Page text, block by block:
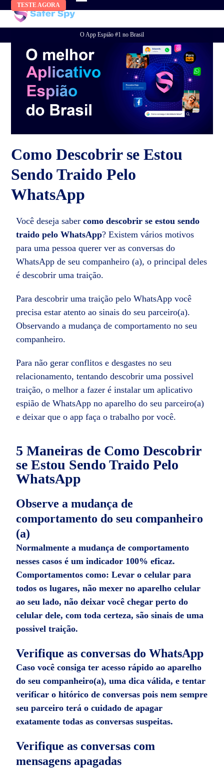
content
TESTE AGORA
O App Espião #1 no Brasil
Como Descobrir se Estou
Sendo Traido Pelo
WhatsApp
Você deseja saber como descobrir se estou sendo
traido pelo WhatsApp? Existem vários motivos
para uma pessoa querer ver as conversas do
WhatsApp de seu companheiro (a), o principal deles
é descobrir uma traição.
Para descobrir uma traição pelo WhatsApp você
precisa estar atento ao sinais do seu parceiro(a).
Observando a mudança de comportamento no seu
companheiro.
Para não gerar conflitos e desgastes no seu
relacionamento, tentando descobrir uma possivel
traição, o melhor a fazer é instalar um aplicativo
espião de WhatsApp no aparelho do seu parceiro(a)
e deixar que o app faça o trabalho por você.
5 Maneiras de Como Descobrir
seEstou Sendo Traido Pelo
WhatsApp
Observe a mudança de
comportamento do seu companheiro
(a)
Normalmente a mudança de comportamento
nesses casos é um indicador 100% eficaz.
Comportamentos como: Levar o celular para
todos os lugares, não mexer no aparelho celular
ao seu lado, não deixar você chegar perto do
celular dele, com toda certeza, são sinais de uma
possivel traição.
Verifique as conversas do WhatsApp
Caso você consiga ter acesso rápido ao aparelho
do seu companheiro(a), uma dica válida, e tentar
verificar o hitórico de conversas pois nem sempre
seu parceiro terá o cuidado de apagar
exatamente todas as conversas suspeitas.
Verifique as conversas com
mensagens apagadas